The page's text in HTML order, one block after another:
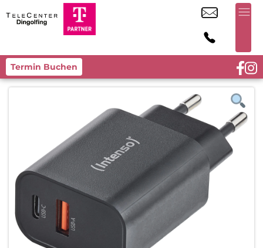
Termin Buchen